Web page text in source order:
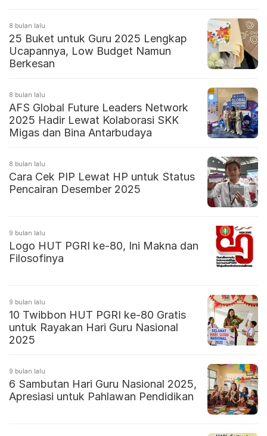
8 bulan lalu
25 Buket untuk Guru 2025 Lengkap
Ucapannya, Low Budget Namun
Berkesan
8 bulan lalu
AFS Global Future Leaders Network
2025 Hadir Lewat Kolaborasi SKK
Migas dan Bina Antarbudaya
8 bulan lalu
Cara Cek PIP Lewat HP untuk Status
Pencairan Desember 2025
9 bulan lalu
Logo HUT PGRI ke-80, Ini Makna dan
Filosofinya
9 bulan lalu
10 Twibbon HUT PGRI ke-80 Gratis
untuk Rayakan Hari Guru Nasional
2025
9 bulan lalu
6 Sambutan Hari Guru Nasional 2025,
Apresiasi untuk Pahlawan Pendidikan